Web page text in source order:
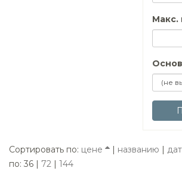
Макс.
Сортировать по: цене | названию |
по: 36 | 72 | 144